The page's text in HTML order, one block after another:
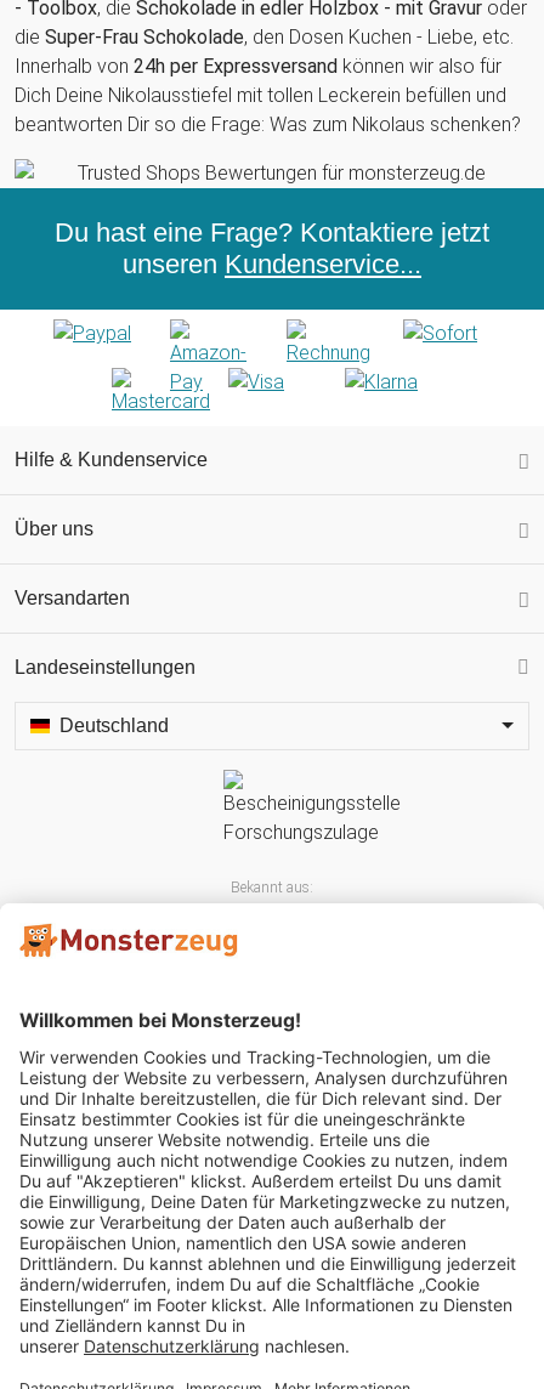
- Toolbox, die Schokolade in edler Holzbox - mit Gravur oder
die Super-Frau Schokolade, den Dosen Kuchen - Liebe, etc.
Innerhalb von 24h per Expressversand können wir also für
Dich Deine Nikolausstiefel mit tollen Leckerein befüllen und
beantworten Dir so die Frage: Was zum Nikolaus schenken?
Du hast eine Frage? Kontaktiere jetzt
unseren Kundenservice...
Hilfe & Kundenservice
Über uns
Versandarten
Landeseinstellungen
Deutschland
Bekannt aus:
Mitglied im:
Impressum AGB Widerrufsbelehrung